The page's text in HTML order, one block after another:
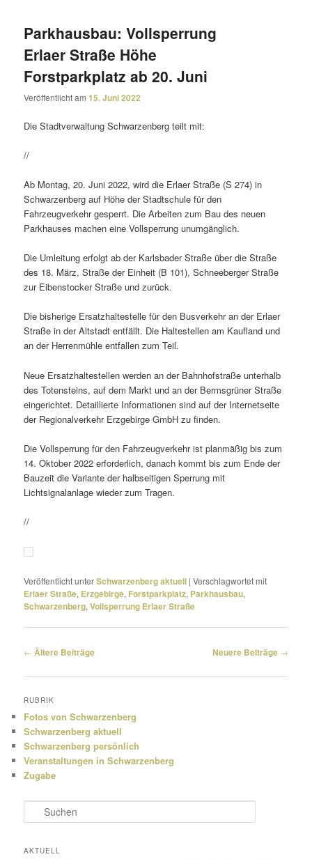
Parkhausbau: Vollsperrung
Erlaer Straße Höhe
Forstparkplatz ab 20. Juni
Veröffentlicht am15. Juni 2022
Die Stadtverwaltung Schwarzenberg teilt mit:
//
Ab Montag, 20. Juni 2022, wird die Erlaer Straße (S 274) in
Schwarzenberg auf Höhe der Stadtschule für den
Fahrzeugverkehr gesperrt. Die Arbeiten zum Bau des neuen
Parkhauses machen eine Vollsperrung unumgänglich.
Die Umleitung erfolgt ab der Karlsbader Straße über die Straße
des 18. März, Straße der Einheit (B 101), Schneeberger Straße
zur Eibenstocker Straße und zurück.
Die bishe­rige Ersatzhaltestelle für den Busverkehr an der Erlaer
Straße in der Altstadt entfällt. Die Haltestellen am Kaufland und
an der Herrenmühle entfallen zum Teil.
Neue Ersatzhaltestellen werden an der Bahnhofstraße unter­halb
des Totensteins, auf dem Markt und an der Bermsgrüner Straße
einge­richtet. Detaillierte Informationen sind auf der Internetseite
der Regionalverkehr Erzgebirge GmbH zu finden.
Die Vollsperrung für den Fahrzeugverkehr ist plan­mäßig bis zum
14. Oktober 2022 erfor­der­lich, danach kommt bis zum Ende der
Bauzeit die Variante der halb­sei­tigen Sperrung mit
Lichtsignalanlage wieder zum Tragen.
//
Veröffentlicht unterSchwarzenberg aktuell |Verschlagwortet mit
Erlaer Straße, Erzgebirge, Forstparkplatz, Parkhausbau,
Schwarzenberg,Vollsperrung Erlaer Straße
Beitragsnavigation
← Ältere Beiträge Neuere Beiträge →
RUBRIK
Fotos von Schwarzenberg
Schwarzenberg aktuell
Schwarzenberg persönlich
Veranstaltungen in Schwarzenberg
Zugabe
u
h
AKTUELL